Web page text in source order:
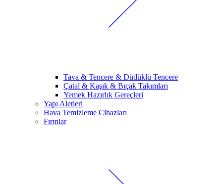
Tava & Tencere & Düdüklü Tencere
Çatal & Kaşık & Bıçak Takımları
Yemek Hazırlık Gereçleri
Yapı Aletleri
Hava Temizleme Cihazları
Fırınlar